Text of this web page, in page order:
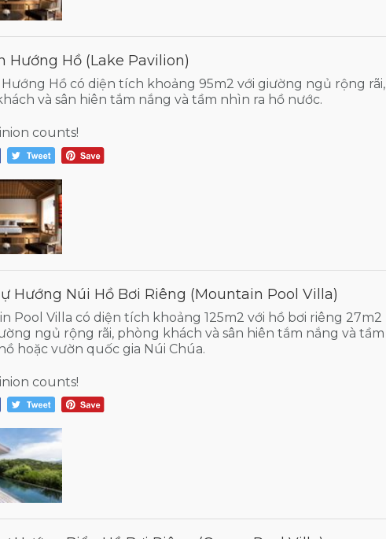
Hướng Hồ (Lake Pavilion)
Hướng Hồ có diện tích khoảng 95m2 với giường ngủ rộng rãi,
và sân hiên tắm nắng và tầm nhìn ra hồ nước.
counts!
Hướng Núi Hồ Bơi Riêng (Mountain Pool Villa)
Pool Villa có diện tích khoảng 125m2 với hồ bơi riêng 27m2
ngủ rộng rãi, phòng khách và sân hiên tắm nắng và tầm
hoặc vườn quốc gia Núi Chúa.
counts!